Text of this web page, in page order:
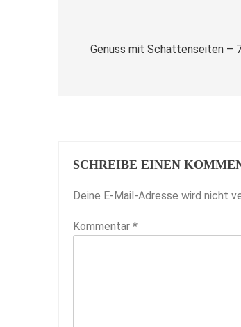
Genuss mit Schattenseiten –
SCHREIBE EINEN
Deine E-Mail-Adresse wird nicht
Kommentar *